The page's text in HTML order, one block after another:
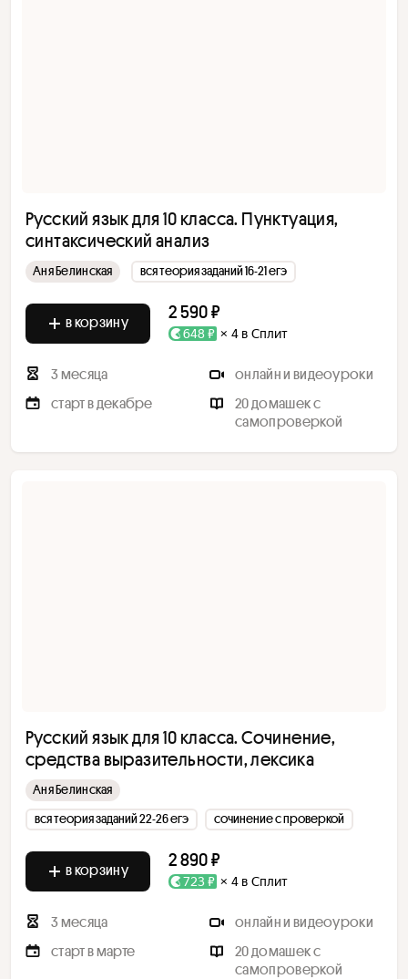
Русский язык для 10 класса. Пунктуация,
синтаксический анализ
Аня Белинская вся теория заданий 16-21 егэ
в корзину 2 590 ₽
648 ₽ × 4 в Сплит
3 месяца
онлайн и видеоуроки
старт в декабре
20 домашек с
самопроверкой
Русский язык для 10 класса. Сочинение,
средства выразительности, лексика
Аня Белинская
вся теория заданий 22-26 егэ
сочинение с проверкой
в корзину 2 890 ₽
723 ₽ × 4 в Сплит
3 месяца
онлайн и видеоуроки
старт в марте
20 домашек с
самопроверкой